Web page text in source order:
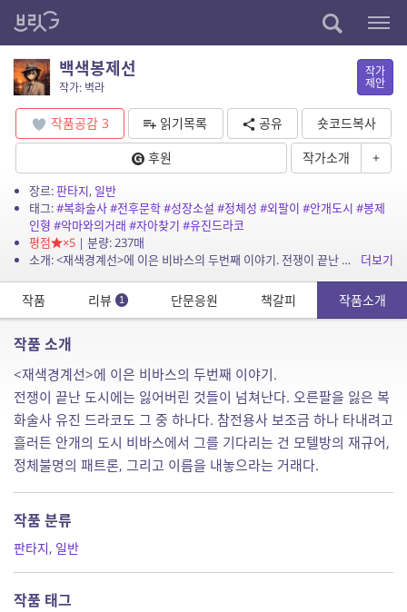
백색봉제선
작가: 벽라
작가
제안
작품공감 3 읽기목록 공유
숏코드복사
후원
작가소개 +
장르:판타지, 일반
태그:#복화술사#전후문학#성장소설 #정체성 #외팔이 #안개도시 #봉제
인형 #악마와의거래 #자아찾기 #유진드라코
평점
×5| 분량: 237매
소개: <재색경계선>에 이은 비바스의 두번째 이야기. 전쟁이 끝난 도시에는 잃어버린 것들이 넘쳐난다. 오른팔을 잃은 복화술사 유진 드라코도 그 중 하나다. 참전용사 보조금 하나...
더보기
작품 리뷰 1 단문응원 책갈피 작품소개
작품 소개
<재색경계선>에 이은 비바스의 두번째 이야기.
전쟁이 끝난 도시에는 잃어버린 것들이 넘쳐난다. 오른팔을 잃은 복
화술사 유진 드라코도 그 중 하나다. 참전용사 보조금 하나 타내려고
흘러든 안개의 도시 비바스에서 그를 기다리는 건 모텔방의 재규어,
정체불명의 패트론, 그리고 이름을 내놓으라는 거래다.
작품 분류
판타지, 일반
작품 태그